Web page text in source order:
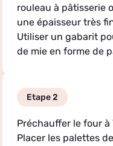
rouleau à pâtisserie
une épaisseur très
Utiliser un gabarit
de mie en forme de
Etape 2
Préchauffer le four à
Placer les palettes